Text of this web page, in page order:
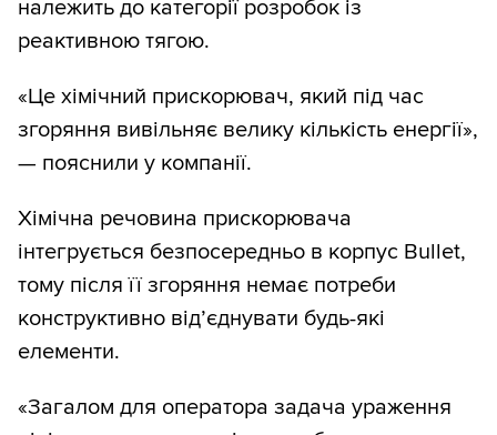
належить до категорії розробок із
реактивною тягою.
«Це хімічний прискорювач, який під час
згоряння вивільняє велику кількість енергії»,
— пояснили у компанії.
Хімічна речовина прискорювача
інтегрується безпосередньо в корпус Bullet,
тому після її згоряння немає потреби
конструктивно від’єднувати будь-які
елементи.
«Загалом для оператора задача ураження